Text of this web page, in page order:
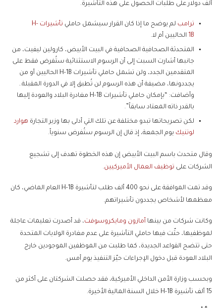
ألف دولار على طلبات الحصول على هذه التأشيرة.
ترامب لم يوضح ما إذا كان القرار سيشمل حاملي
تأشيرات H-
1B الحاليين أم لا.
المتحدثة الصحافية الصحافية في البيت الأبيض، كارولين ليفيت، من
جانبها أشارت السبت إلى أن الرسوم الاستثنائية ستُفرض فقط على
المتقدمين الجدد، ولن تشمل حاملي تأشيرات H-1B الحاليين أو من
يجددونها، مضيفة أن هذه الرسوم لن تُطبق إلا في الدورة المقبلة..
وأضافت: “بإمكان حاملي تأشيرات H-1B مغادرة البلاد والعودة إليها
بالقدر ذاته المعتاد سابقاً”.
لكن تصريحاتها تبدو مختلفة عن تلك التي أدلى بها وزير التجارة هوارد
لوتنيك يوم الجمعة، إذ قال إن الرسوم ستُفرض سنوياً.
وقال متحدث باسم البيت الأبيض إن هذه الخطوة تهدف إلى تشجيع
الشركات على توظيف العمال الأميركيين.
وقد تمت الموافقة على نحو 400 ألف طلب لتأشيرة H-1B العام الماضي، كان
معظمها لأشخاص يجددون تأشيراتهم.
وكانت شركات من بينها أمازون ومايكروسوفت، قد أصدرت تعليمات عاجلة
لموظفيها، حثّت فيها حاملي التأشيرة على عدم مغادرة الولايات المتحدة
حتى تتضح القواعد الجديدة، كما طلبت من الموظفين الموجودين خارج
البلاد العودة قبل دخول الإجراءات حيّز التنفيذ يوم أمس.
وبحسب وزارة الأمن الداخلي الأميركية، فقد حصلت الشركتان على أكثر من
15 ألف تأشيرة H-1B خلال السنة المالية الأخيرة.